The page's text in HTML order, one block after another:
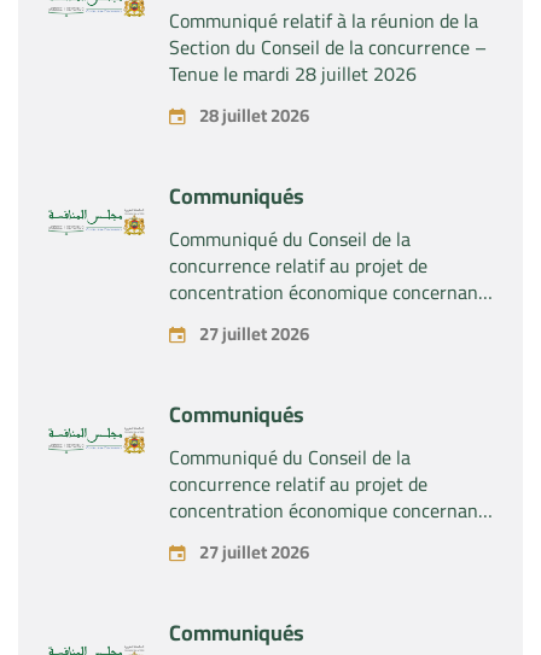
Communiqué relatif à la réunion de la
Section du Conseil de la concurrence –
Tenue le mardi 28 juillet 2026
28 juillet 2026
Communiqués
Communiqué du Conseil de la
concurrence relatif au projet de
concentration économique concernant
la prise du contrôle exclusif par la
société « Substipharm SAS » des actifs
pharmaceutiques « Rilutek » et «
Sabril » détenus par la société « Sanofi
SA »
27 juillet 2026
Communiqués
Communiqué du Conseil de la
concurrence relatif au projet de
concentration économique concernant
la prise du contrôle exclusif par la
société « Plastika Kritis SA » de la
27 juillet 2026
Communiqués